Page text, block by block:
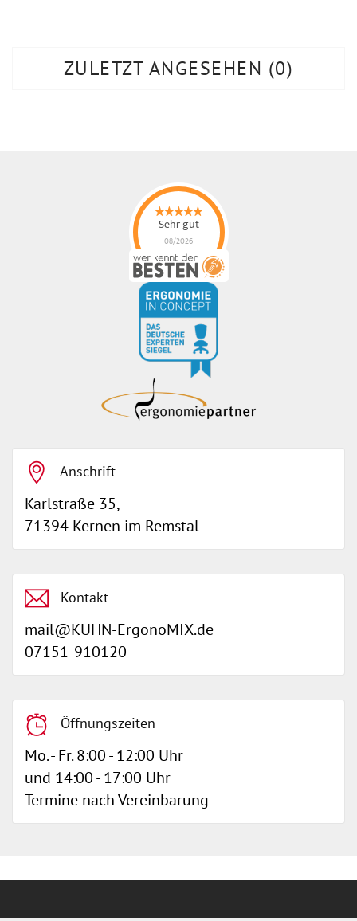
ZULETZT ANGESEHEN 0
Sehr gut
08/2026
ErgonoMIX GmbHhat
4.96von5Sternen |
105ErgonoMIX
GmbHBewertungen
auf
werkenntdenBESTEN.de
Anschrift
Karlstraße 35,
71394 Kernen im Remstal
Kontakt
mail@KUHN-ErgonoMIX.de
07151-910120
Öffnungszeiten
Mo. - Fr. 8:00 - 12:00 Uhr
und 14:00 - 17:00 Uhr
Termine nach Vereinbarung